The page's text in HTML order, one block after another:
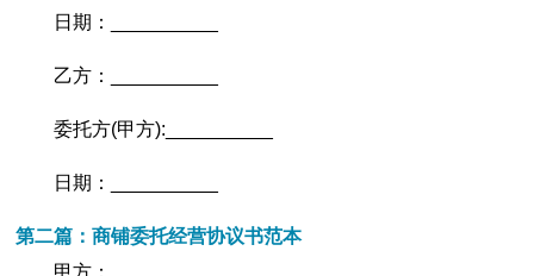
日期：__________
乙方：__________
委托方(甲方):__________
日期：__________
第二篇：商铺委托经营协议书范本
甲方：